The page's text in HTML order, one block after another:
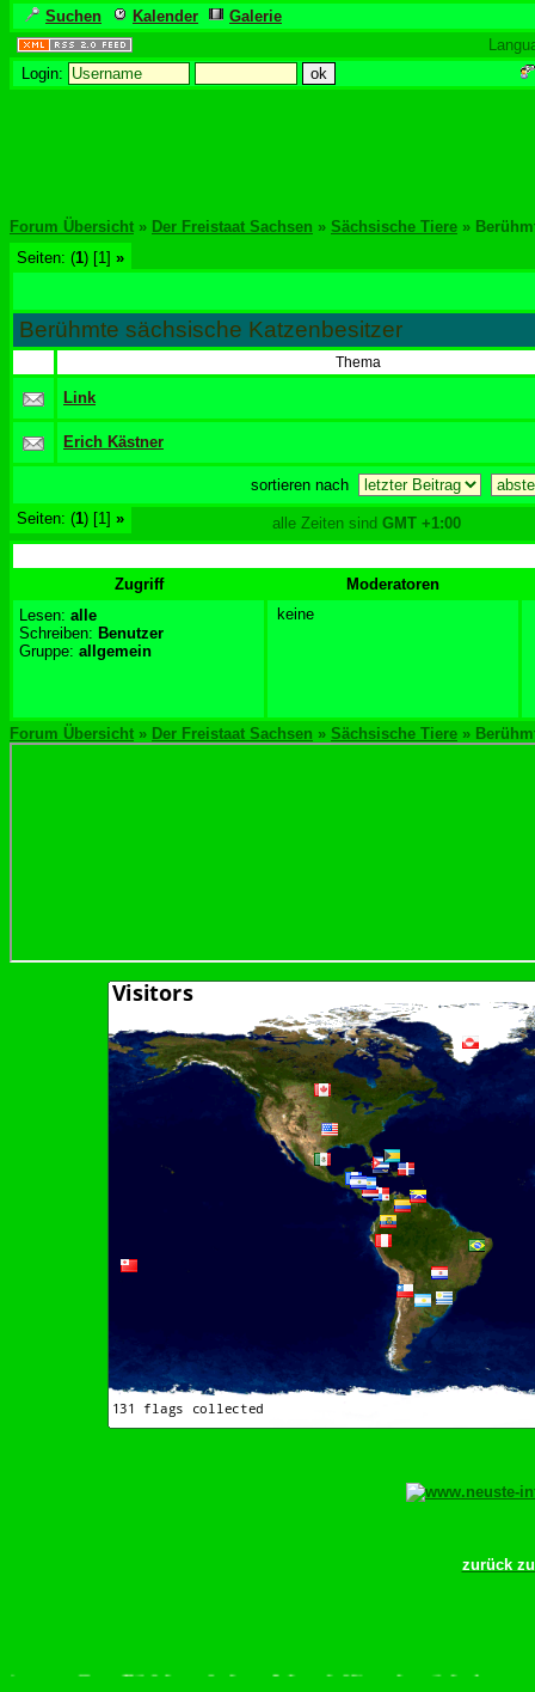
Suchen Kalender
Galerie
Login:
Forum Übersicht » Der Freistaat Sachsen » Sächsische Tiere »
Seiten: (1) [1] »
Berühmte sächsische Katzenbesitzer
Thema
Link
Erich Kästner
sortieren nach
Seiten: (1) [1] » alle Zeiten sind GMT +1:00
Zugriff
Moderatoren
Lesen: alle
Schreiben: Benutzer
Gruppe: allgemein
keine
Forum Übersicht » Der Freistaat Sachsen » Sächsische Tiere »
zurück
scrollen–Rädchen drehen–Wurschdfingr bewächn!